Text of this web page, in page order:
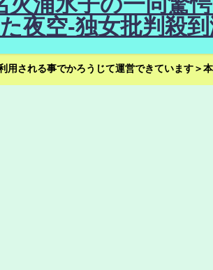
夜空-独女批判殺
される事でかろうじて運営できています＞